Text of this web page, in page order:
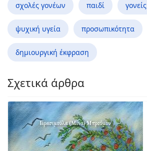
σχολές γονέων παιδί γονείς
ψυχική υγεία προσωπικότητα
δημιουργική έκφραση
Σχετικά άρθρα